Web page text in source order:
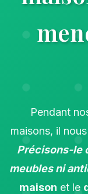
Pendant
maisons, il
Précisons-le
meubles ni
maison et le